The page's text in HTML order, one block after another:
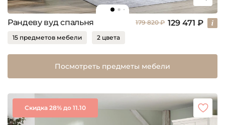
Рандеву вуд спальня 179 820 ₽ 129 471 ₽
15 предметов мебели 2 цвета
Посмотреть предметы мебели
Скидка 28% до 11.10